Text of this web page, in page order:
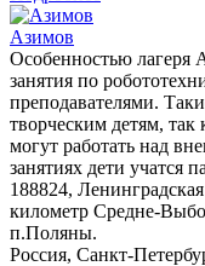
Азимов
Особенностью лагеря
занятия по
преподавателями.
творческим детям,
могут работать над
занятиях дети учатся
188824,
километр Средне-
п.Поляны.
Россия, Санкт-